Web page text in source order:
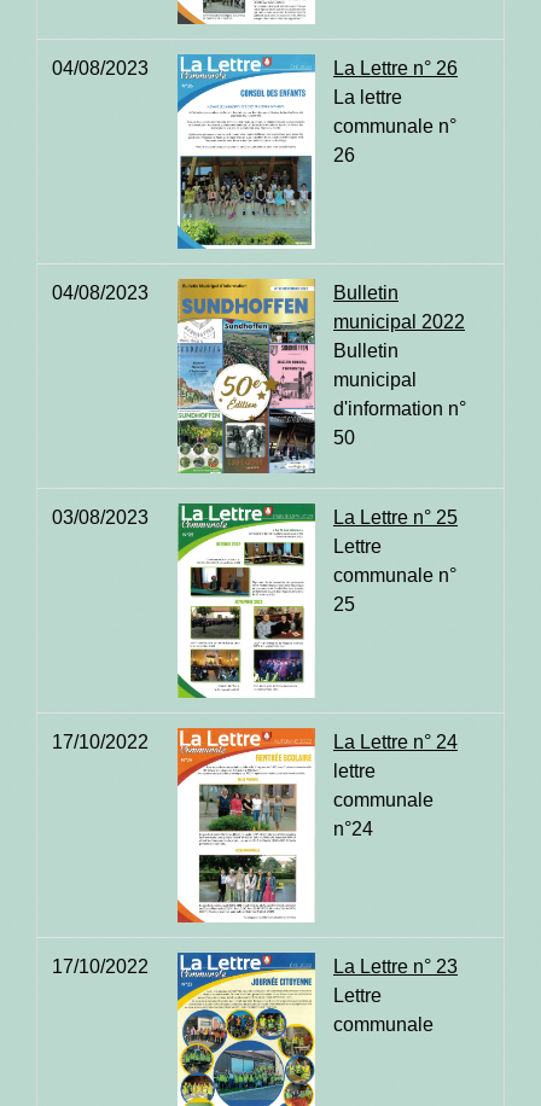
04/08/2023
La Lettre n° 26
La lettre
communale n°
26
04/08/2023
Bulletin
municipal 2022
Bulletin
municipal
d'information n°
50
03/08/2023
La Lettre n° 25
Lettre
communale n°
25
17/10/2022
La Lettre n° 24
lettre
communale
n°24
17/10/2022
La Lettre n° 23
Lettre
communale